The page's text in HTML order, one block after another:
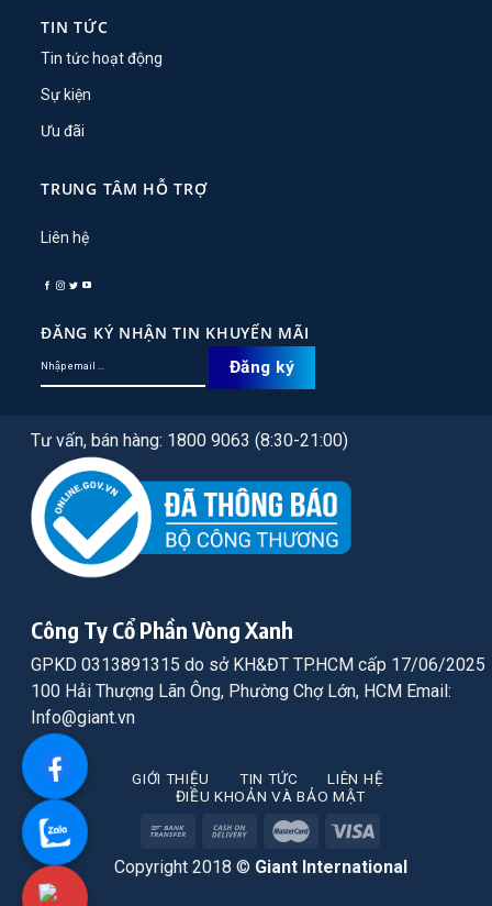
TIN TỨC
Tin tức hoạt động
Sự kiện
Ưu đãi
TRUNG TÂM HỖ TRỢ
Liên hệ
ĐĂNG KÝ NHẬN TIN KHUYẾN MÃI
Tư vấn, bán hàng: 1800 9063 (8:30-21:00)
Công Ty Cổ Phần Vòng Xanh
GPKD 0313891315 do sở KH&ĐT TP.HCM cấp 17/06/2025
100 Hải Thượng Lãn Ông, Phường Chợ Lớn, HCM Email:
Info@giant.vn
GIỚI THIỆU TIN TỨC
LIÊN HỆ
ĐIỀU KHOẢN VÀ BẢO MẬT
Copyright 2018 © Giant International